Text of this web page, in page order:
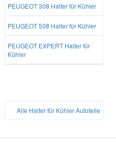
PEUGEOT 308 Halter für Kühler
PEUGEOT 508 Halter für Kühler
PEUGEOT EXPERT Halter für
Kühler
Alle Halter für Kühler Autoteile